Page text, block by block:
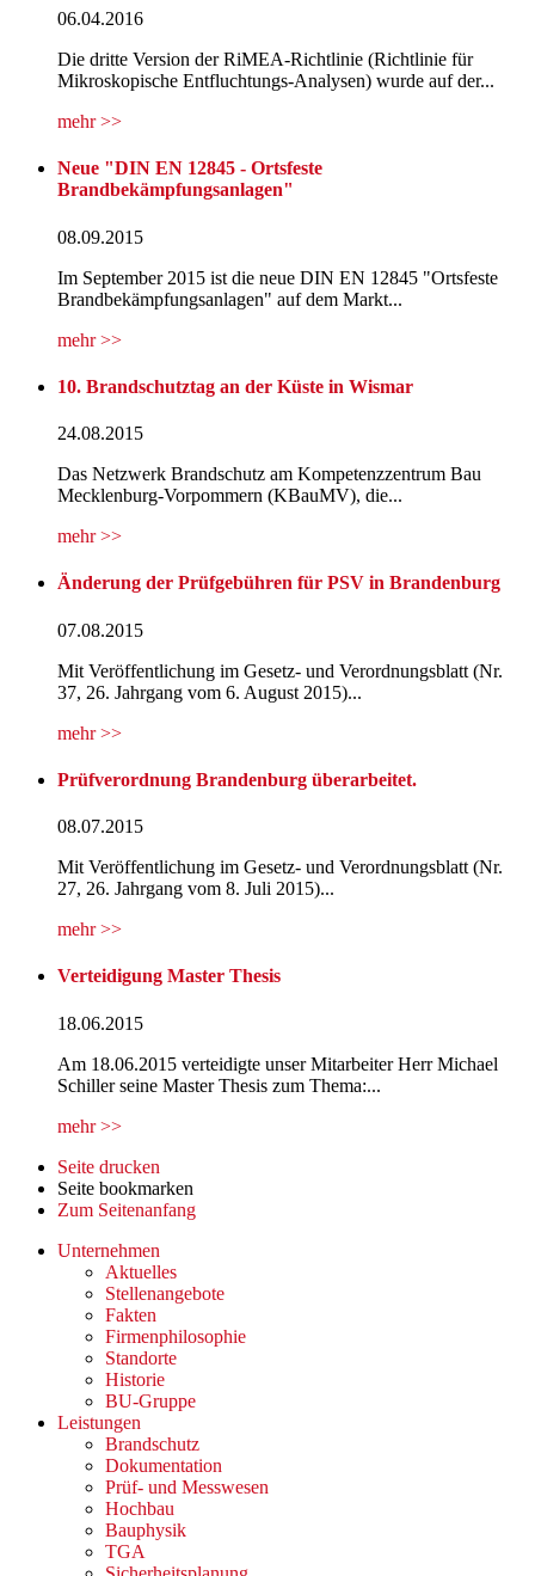
06.04.2016
Die dritte Version der RiMEA-Richtlinie (Richtlinie für
Mikroskopische Entfluchtungs-Analysen) wurde auf der...
mehr >>
Neue "DIN EN 12845 - Ortsfeste
Brandbekämpfungsanlagen"
08.09.2015
Im September 2015 ist die neue DIN EN 12845 "Ortsfeste
Brandbekämpfungsanlagen" auf dem Markt...
mehr >>
10. Brandschutztag an der Küste in Wismar
24.08.2015
Das Netzwerk Brandschutz am Kompetenzzentrum Bau
Mecklenburg-Vorpommern (KBauMV), die...
mehr >>
Änderung der Prüfgebühren für PSV in Brandenburg
07.08.2015
Mit Veröffentlichung im Gesetz- und Verordnungsblatt (Nr.
37, 26. Jahrgang vom 6. August 2015)...
mehr >>
Prüfverordnung Brandenburg überarbeitet.
08.07.2015
Mit Veröffentlichung im Gesetz- und Verordnungsblatt (Nr.
27, 26. Jahrgang vom 8. Juli 2015)...
mehr >>
Verteidigung Master Thesis
18.06.2015
Am 18.06.2015 verteidigte unser Mitarbeiter Herr Michael
Schiller seine Master Thesis zum Thema:...
mehr >>
Seite drucken
Seite bookmarken
Zum Seitenanfang
Unternehmen
Aktuelles
Stellenangebote
Fakten
Firmenphilosophie
Standorte
Historie
BU-Gruppe
Leistungen
Brandschutz
Dokumentation
Prüf- und Messwesen
Hochbau
Bauphysik
TGA